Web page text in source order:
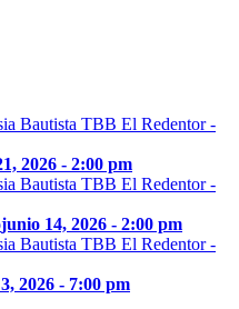
2026 - 2:00 pm
junio 14, 2026 - 2:00 pm
2026 - 7:00 pm